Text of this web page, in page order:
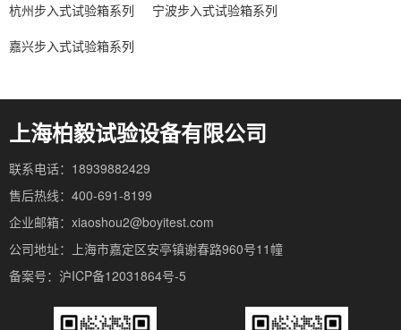
杭州步入式试验箱系列
宁波步入式试验箱系列
嘉兴步入式试验箱系列
上海柏毅试验设备有限公司
联系电话：18939882429
售后热线：400-691-8199
企业邮箱：xiaoshou2@boyitest.com
公司地址：上海市嘉定区安亭镇谢春路960号11幢
备案号：沪ICP备12031864号-5